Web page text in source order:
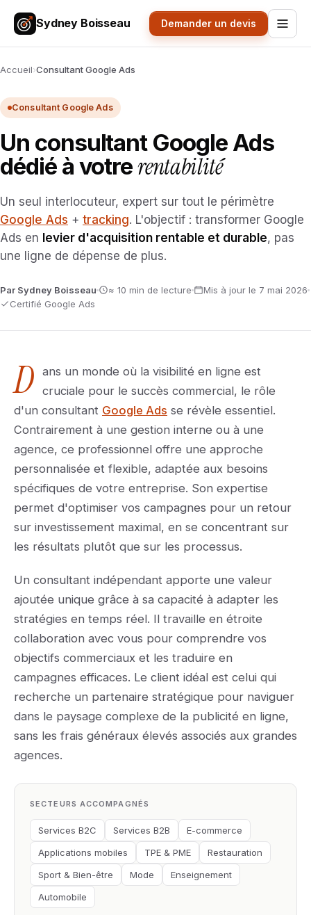
Sydney Boisseau Demander un devis
Accueil›Consultant Google Ads
Consultant Google Ads
Un consultant Google Ads
dédié à votrerentabilité
Un seul interlocuteur, expert sur tout le périmètre
Google Ads + tracking. L'objectif : transformer Google
Ads en levier d'acquisition rentable et durable, pas
une ligne de dépense de plus.
Par Sydney Boisseau ≈ 10 min de lecture
Mis à jour le 7 mai 2026
Certifié Google Ads
D ans un monde où la visibilité en ligne est
cruciale pour le succès commercial, le rôle
d'un consultant Google Ads se révèle essentiel.
Contrairement à une gestion interne ou à une
agence, ce professionnel offre une approche
personnalisée et flexible, adaptée aux besoins
spécifiques de votre entreprise. Son expertise
permet d'optimiser vos campagnes pour un retour
sur investissement maximal, en se concentrant sur
les résultats plutôt que sur les processus.
Un consultant indépendant apporte une valeur
ajoutée unique grâce à sa capacité à adapter les
stratégies en temps réel. Il travaille en étroite
collaboration avec vous pour comprendre vos
objectifs commerciaux et les traduire en
campagnes efficaces. Le client idéal est celui qui
recherche un partenaire stratégique pour naviguer
dans le paysage complexe de la publicité en ligne,
sans les frais généraux élevés associés aux grandes
agences.
SECTEURS ACCOMPAGNÉS
Services B2C Services B2B
E-commerce
Applications mobiles
TPE & PME
Restauration
Sport & Bien-être
Mode
Enseignement
Automobile